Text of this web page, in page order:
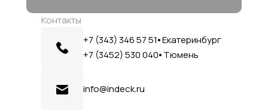
Контакты
+7 (343) 346 57 51⦁ Екатеринбург
+7 (3452) 530 040⦁ Тюмень
info@indeck.ru